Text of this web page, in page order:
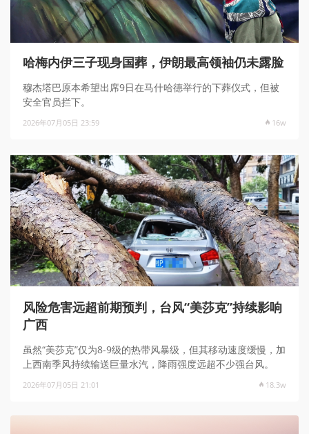
哈梅内伊三子现身国葬，伊朗最高领袖仍未露脸
穆杰塔巴原本希望出席9日在马什哈德举行的下葬仪式，但被
安全官员拦下。
2026年07月05日 23:59 16w
风险危害远超前期预判，台风“美莎克”持续影响
广西
虽然“美莎克”仅为8-9级的热带风暴级，但其移动速度缓慢，加
上西南季风持续输送巨量水汽，​​​​​​​降雨强度远超不少强台风。
2026年07月05日 21:01 18.3w